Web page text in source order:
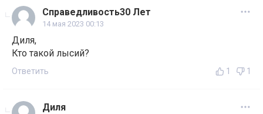
Справедливость30 Лет
14 мая 2023 00:13
Диля,
Кто такой лысий?
Ответить 1 1
Диля